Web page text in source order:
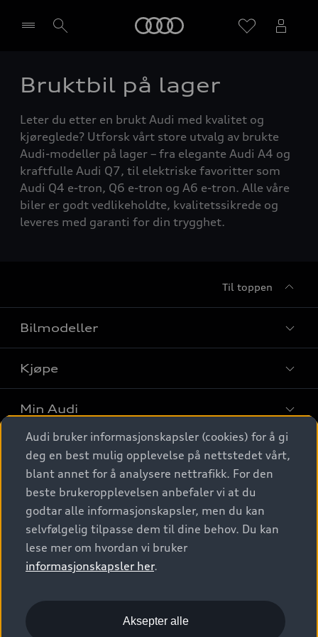
Velg forhandler
Bruktbil på lager
Leter du etter en brukt Audi med kvalitet og
kjøreglede? Utforsk vårt store utvalg av brukte
Audi-modeller på lager – fra elegante Audi A4 og
kraftfulle Audi Q7, til elektriske favoritter som
Audi Q4 e-tron, Q6 e-tron og A6 e-tron. Alle våre
biler er godt vedlikeholdte, kvalitetssikrede og
leveres med garanti for din trygghet.
Til toppen
Bilmodeller
Finn din Audi
Sammenlign bilmodeller
Elbiler
SUV
Stasjonsvogn
Sportback
S/RS
Konseptbiler og prototyper
Kjøpe
Kjøpshjelp
Biler på lager
Finn forhandler
Bestill prøvekjøring
Kontakt forhandler
Bilgarantier
Min Audi
Behold nybilfølelsen
Audi Originalt tilbehør
Verkstedtjenester
Digitale tjenester
Audi digitale tjenester
Audi connect
Functions on demand
Kom i gang med myAudi
Audi Norge
Kundeservice
Audi Driving Experience
© 2026 AUDI NORGE. All Rights Reserved.
Imprint
Audi bruker informasjonskapsler (cookies) for å gi
deg en best mulig opplevelse på nettstedet vårt,
blant annet for å analysere nettrafikk. For den
beste brukeropplevelsen anbefaler vi at du
godtar alle informasjonskapsler, men du kan
selvfølgelig tilpasse dem til dine behov. Du kan
lese mer om hvordan vi bruker
informasjonskapsler her.
Aksepter alle